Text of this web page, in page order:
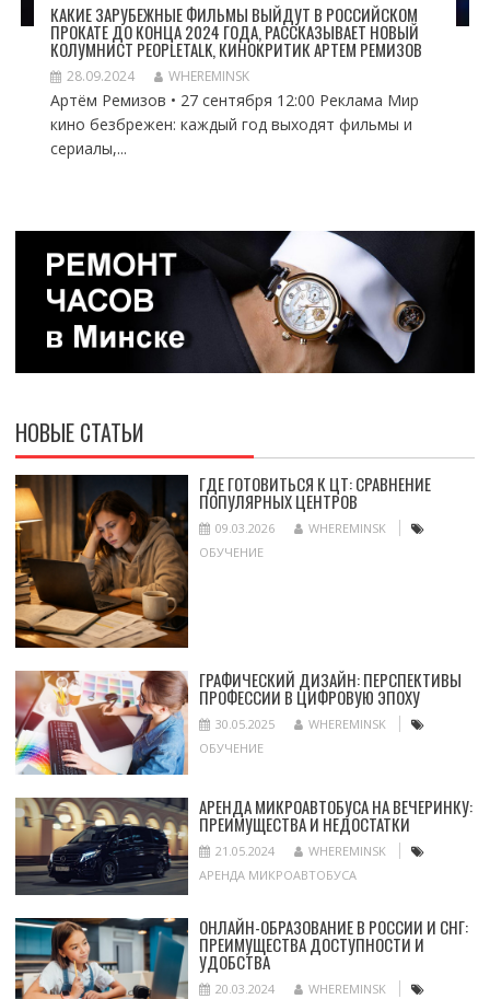
КАКИЕ ЗАРУБЕЖНЫЕ ФИЛЬМЫ ВЫЙДУТ В РОССИЙСКОМ
ПРОКАТЕ ДО КОНЦА 2024 ГОДА, РАССКАЗЫВАЕТ НОВЫЙ
КОЛУМНИСТ PEOPLETALK, КИНОКРИТИК АРТЕМ РЕМИЗОВ
28.09.2024 WHEREMINSK
Артём Ремизов • 27 сентября 12:00 Реклама Мир
кино безбрежен: каждый год выходят фильмы и
сериалы,...
НОВЫЕ СТАТЬИ
ГДЕ ГОТОВИТЬСЯ К ЦТ: СРАВНЕНИЕ
ПОПУЛЯРНЫХ ЦЕНТРОВ
09.03.2026
WHEREMINSK
ОБУЧЕНИЕ
ГРАФИЧЕСКИЙ ДИЗАЙН: ПЕРСПЕКТИВЫ
ПРОФЕССИИ В ЦИФРОВУЮ ЭПОХУ
30.05.2025
WHEREMINSK
ОБУЧЕНИЕ
АРЕНДА МИКРОАВТОБУСА НА ВЕЧЕРИНКУ:
ПРЕИМУЩЕСТВА И НЕДОСТАТКИ
21.05.2024
WHEREMINSK
АРЕНДА МИКРОАВТОБУСА
ОНЛАЙН-ОБРАЗОВАНИЕ В РОССИИ И СНГ:
ПРЕИМУЩЕСТВА ДОСТУПНОСТИ И
УДОБСТВА
20.03.2024
WHEREMINSK